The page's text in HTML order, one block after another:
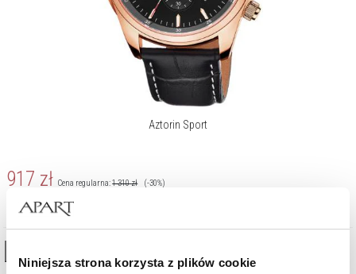
Niniejsza strona korzysta z plików cookie
Aztorin Sport
917 zł Cena regularna:1 310zł
(-30%)